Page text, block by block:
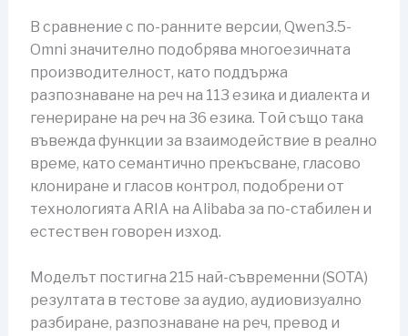
В сравнение с по-ранните версии, Qwen3.5-
Omni значително подобрява многоезичната
производителност, като поддържа
разпознаване на реч на 113 езика и диалекта и
генериране на реч на 36 езика. Той също така
въвежда функции за взаимодействие в реално
време, като семантично прекъсване, гласово
клониране и гласов контрол, подобрени от
технологията ARIA на Alibaba за по-стабилен и
естествен говорен изход.
Моделът постигна 215 най-съвременни (SOTA)
резултата в тестове за аудио, аудиовизуално
разбиране, разпознаване на реч, превод и